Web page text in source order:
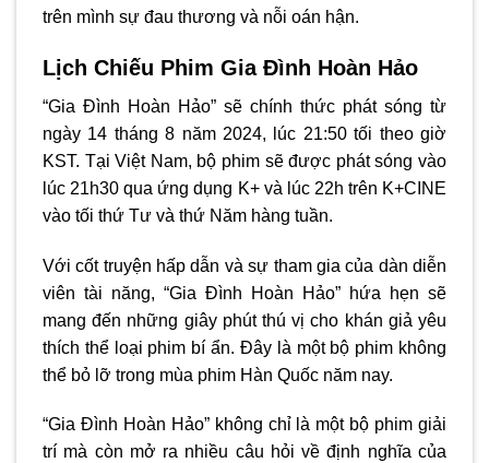
trên mình sự đau thương và nỗi oán hận.
Lịch Chiếu Phim Gia Đình Hoàn Hảo
“Gia Đình Hoàn Hảo” sẽ chính thức phát sóng từ
ngày 14 tháng 8 năm 2024, lúc 21:50 tối theo giờ
KST. Tại Việt Nam, bộ phim sẽ được phát sóng vào
lúc 21h30 qua ứng dụng K+ và lúc 22h trên K+CINE
vào tối thứ Tư và thứ Năm hàng tuần.
Với cốt truyện hấp dẫn và sự tham gia của dàn diễn
viên tài năng, “Gia Đình Hoàn Hảo” hứa hẹn sẽ
mang đến những giây phút thú vị cho khán giả yêu
thích thể loại phim bí ẩn. Đây là một bộ phim không
thể bỏ lỡ trong mùa phim Hàn Quốc năm nay.
“Gia Đình Hoàn Hảo” không chỉ là một bộ phim giải
trí mà còn mở ra nhiều câu hỏi về định nghĩa của